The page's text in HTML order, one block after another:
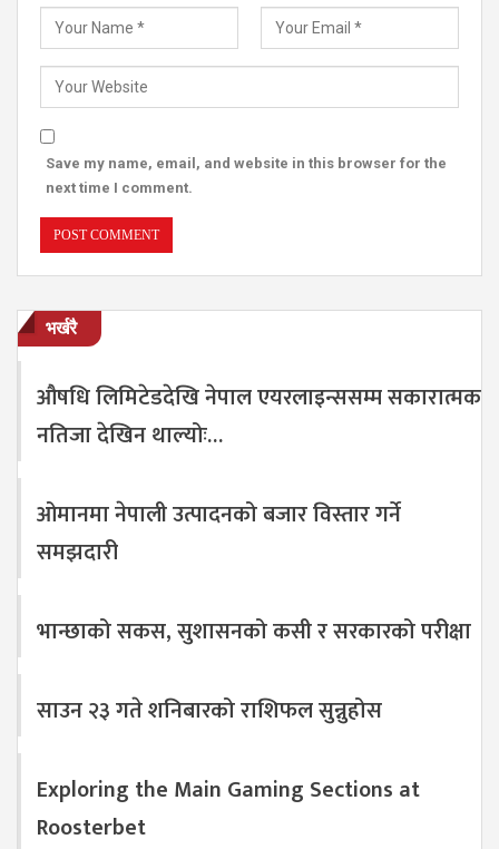
Save my name, email, and website in this browser for the
next time I comment.
भर्खरै
औषधि लिमिटेडदेखि नेपाल एयरलाइन्ससम्म सकारात्मक
नतिजा देखिन थाल्योः…
ओमानमा नेपाली उत्पादनको बजार विस्तार गर्ने
समझदारी
भान्छाको सकस, सुशासनको कसी र सरकारको परीक्षा
साउन २३ गते शनिबारको राशिफल सुन्नुहोस
Exploring the Main Gaming Sections at
Roosterbet